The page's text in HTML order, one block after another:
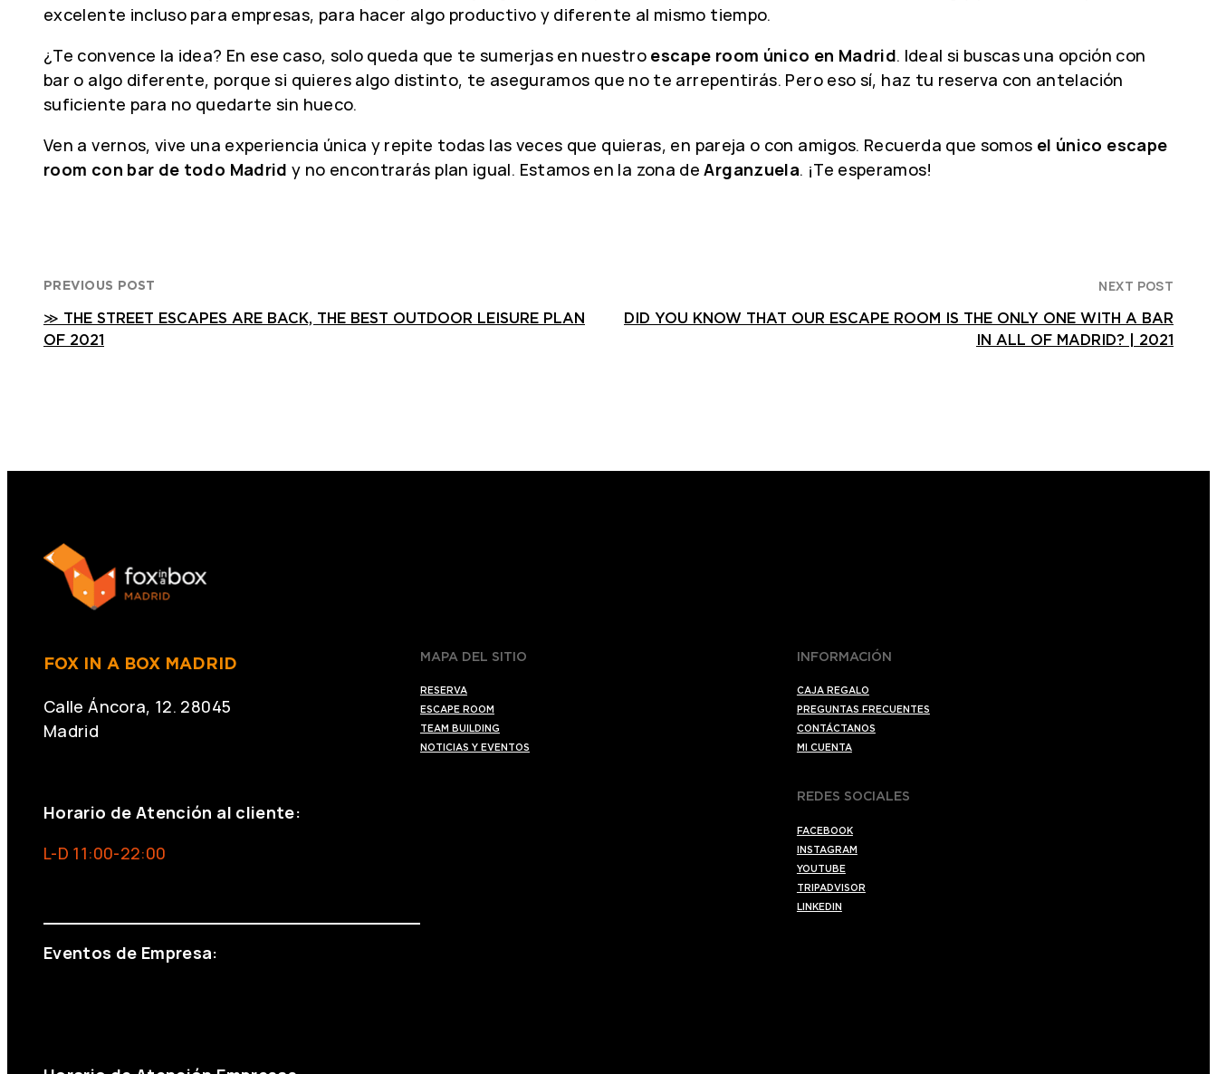
excelente incluso para empresas, para hacer algo productivo y diferente al mismo tiempo.
¿Te convence la idea? En ese caso, solo queda que te sumerjas en nuestro escape room único en Madrid. Ideal si buscas una opción con
bar o algo diferente, porque si quieres algo distinto, te aseguramos que no te arrepentirás. Pero eso sí, haz tu reserva con antelación
suficiente para no quedarte sin hueco.
Ven a vernos, vive una experiencia única y repite todas las veces que quieras, en pareja o con amigos. Recuerda que somos el único escape
room con bar de todo Madridy no encontrarás plan igual. Estamos en la zona deArganzuela. ¡Te esperamos!
PREVIOUS POST
≫ THE STREET ESCAPES ARE BACK, THE BEST OUTDOOR LEISURE PLAN
OF 2021
NEXT POST
DID YOU KNOW THAT OUR ESCAPE ROOM IS THE ONLY ONE WITH A BAR
IN ALL OF MADRID? | 2021
FOX IN A BOX MADRID
Calle Áncora, 12. 28045
Madrid
Horario de Atención al cliente:
L-D 11:00-22:00
Eventos de Empresa:
MAPA DEL SITIO
RESERVA
ESCAPE ROOM
TEAM BUILDING
NOTICIAS Y EVENTOS
INFORMACIÓN
CAJA REGALO
PREGUNTAS FRECUENTES
CONTÁCTANOS
MI CUENTA
REDES SOCIALES
FACEBOOK
INSTAGRAM
YOUTUBE
TRIPADVISOR
LINKEDIN